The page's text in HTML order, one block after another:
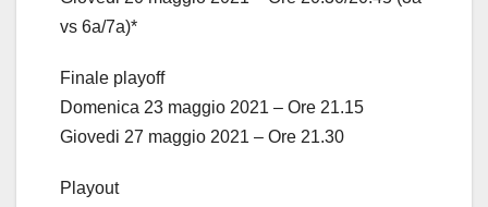
vs 6a/7a)*
Finale playoff
Domenica 23 maggio 2021 – Ore 21.15
Giovedi 27 maggio 2021 – Ore 21.30
Playout